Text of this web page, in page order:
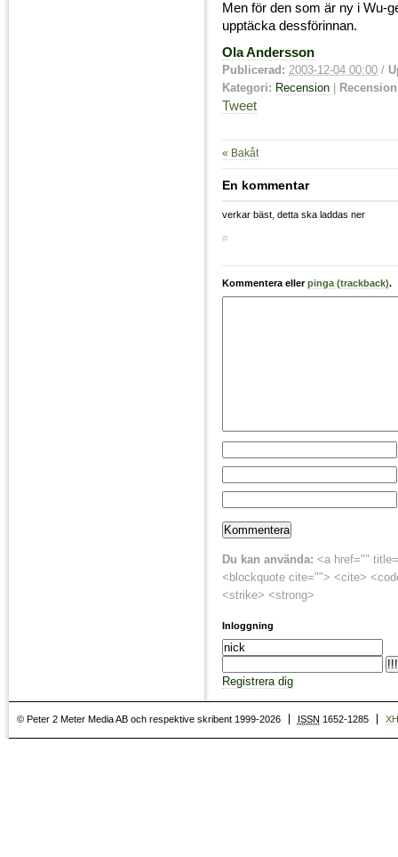
Men för den som är ny i Wu-
upptäcka dessförinnan.
Ola Andersson
Publicerad: 2003-12-04 00:00 /
Kategori: Recension
Tweet
« Bakåt
En kommentar
verkar bäst, detta ska laddas ner
#
Kommentera ellerpinga (trackback).
Du kan använda: <a href=""
<blockquote cite=""> <cite>
<strike> <strong>
Inloggning
Registrera dig
© Peter 2 Meter Media AB och respektive skribent 1999-2026 ISSN 1652-1285